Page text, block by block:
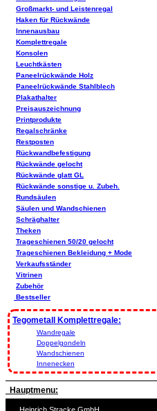
Großmarkt- und Leistenregal
Haken für Rückwände
Innenausbau
Komplettregale
Konsolen
Leuchtkästen
Paneelrückwände Holz
Paneelrückwände Stahlblech
Plakathalter
Preisauszeichnung
Printprodukte
Regalschränke
Restposten
Rückwandbefestigung
Rückwände gelocht
Rückwände glatt GL
Rückwände sonstige u. Zubeh.
Rundsäulen
Säulen und Wandschienen
Schräghalter
Theken
Trageschienen 50/20 gelocht
Trageschienen Bekleidung + Mode
Verkaufsständer
Vitrinen
Zubehör
Bestseller
Tegometall Komplettregale:
Wandregale
Doppelgondeln
Wandschienen
Innenecken
Hauptmenu: